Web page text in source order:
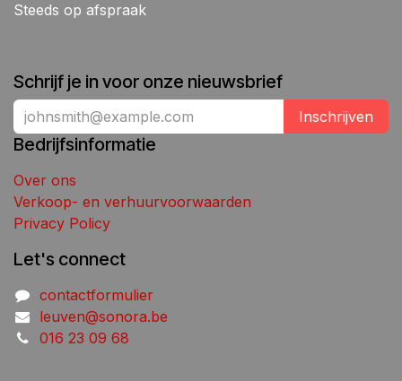
Steeds op afspraak
Schrijf je in voor onze nieuwsbrief
Inschrijven
Bedrijfsinformatie
Over ons
Verkoop- en verhuurvoorwaarden
Privacy Policy
Let's connect
contactformulier
leuven@sonora.be
016 23 09 68